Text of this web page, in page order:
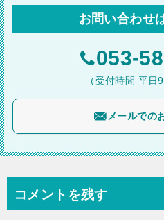
ビ
ゲ
ョ
お問い合わせ
053-
（受付時間 平日
メールでの
コメントを残す